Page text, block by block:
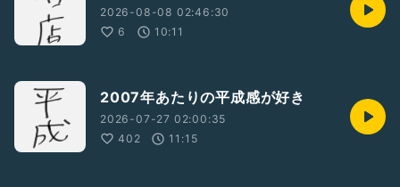
2026-08-08 02:46:30
6
10:11
2007年あたりの平成感が好き
2026-07-27 02:00:35
402
11:15